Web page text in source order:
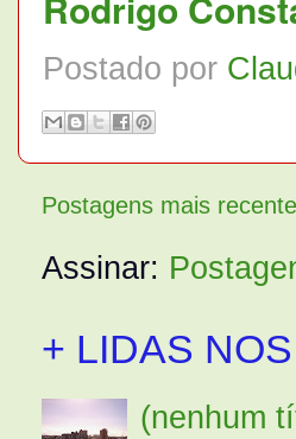
Postado por
Postagens mais
Assinar:
+ LIDAS
(nenhum